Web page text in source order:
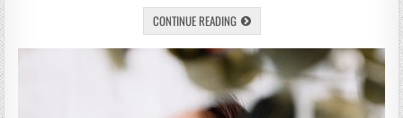
CONTINUE READING